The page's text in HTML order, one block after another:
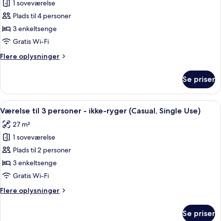
ryger
(Single
Use)
af
Værelse
til
3
-
(Casual,
for
2
Guests)
1 soveværelse
Plads til 4 personer
3 enkeltsenge
Gratis Wi-Fi
Flere oplysninger
Flere
til
personer
ikke-
ryger
(Casual,
for
2
Guests)
Se priser
Indlæs
alle
billeder
af
Værelse
til
3
-
Et hotelværelse med en stor seng,
8
Værelse til 3 personer - ikke-ryger (Casual, Single Use)
27 m²
1 soveværelse
Plads til 2 personer
3 enkeltsenge
Gratis Wi-Fi
Flere oplysninger
Flere
Se priser